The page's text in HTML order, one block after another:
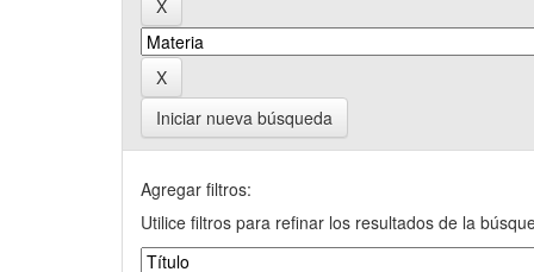
Iniciar nueva búsqueda
Agregar filtros:
Utilice filtros para refinar los resultados de la